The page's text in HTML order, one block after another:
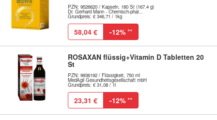
PZN: 9526620 / Kapseln, 180 St (167.4 g)
Dr. Gerhard Mann - Chemisch-phar...
Grundpreis: € 346,71 / 1kg
58,04 € -12% **
ROSAXAN flüssig+Vitamin D Tabletten 20
St
PZN: 9936192 / Flüssigkeit, 750 ml
MedAgil Gesundheitsgesellschaft mbH
Grundpreis: € 31,08 / 1l
23,31 € -12% **